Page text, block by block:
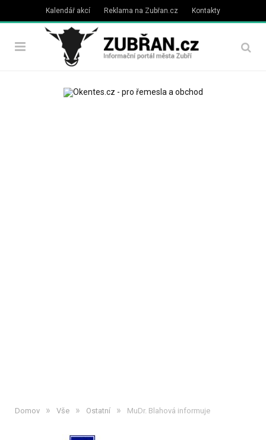
Kalendář akcí Reklama na Zubřan.cz Kontakty
Domov » Vše » Ostatní » MuDr. Blahová informuje